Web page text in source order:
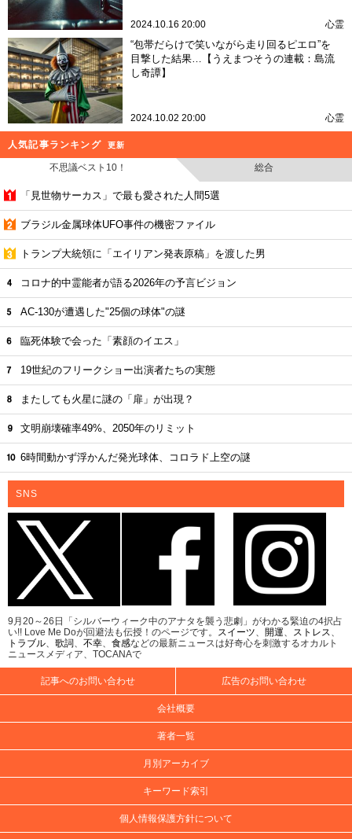
2024.10.16 20:00 心霊
“包帯だらけで笑いながら走り回るピエロ”を
目撃した結果…【うえまつそうの連載：島流
し奇譚】
2024.10.02 20:00 心霊
人気記事ランキング 更新
不思議ベスト10！ 総合
「見世物サーカス」で最も愛された人間5選
ブラジル金属球体UFO事件の機密ファイル
トランプ大統領に「エイリアン発表原稿」を渡した男
コロナ的中霊能者が語る2026年の予言ビジョン
AC-130が遭遇した"25個の球体"の謎
臨死体験で会った「素顔のイエス」
19世紀のフリークショー出演者たちの実態
またしても火星に謎の「扉」が出現？
文明崩壊確率49%、2050年のリミット
6時間動かず浮かんだ発光球体、コロラド上空の謎
SNS
9月20～26日「シルバーウィーク中のアナタを襲う悲劇」がわかる緊迫の4択占
い!! Love Me Doが回避法も伝授！のページです。 スイーツ、 開運、 ストレス、
トラブル、 歌詞、 不幸、 食感などの最新ニュースは好奇心を刺激するオカルト
ニュースメディア、TOCANAで
記事へのお問い合わせ 広告のお問い合わせ
会社概要
著者一覧
月別アーカイブ
キーワード索引
個人情報保護方針について